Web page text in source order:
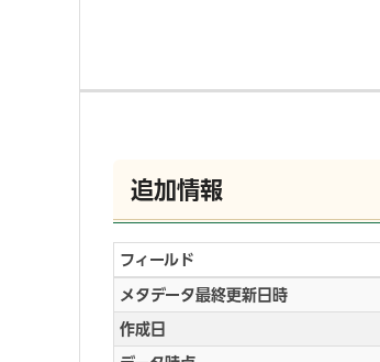
追加情報
フィールド
メタデータ最終更新日時
作成日